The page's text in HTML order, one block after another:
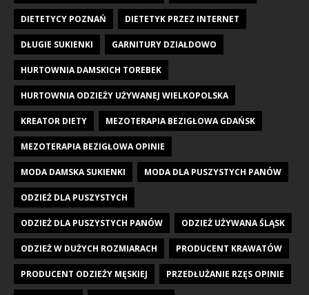
DIETETYCY POZNAŃ DIETETYK PRZEZ INTERNET
DŁUGIE SUKIENKI GARNITURY DZIAŁDOWO
HURTOWNIA DAMSKICH TOREBEK
HURTOWNIA ODZIEŻY UŻYWANEJ WIELKOPOLSKA
KREATOR DIETY MEZOTERAPIA BEZIGŁOWA GDAŃSK
MEZOTERAPIA BEZIGŁOWA OPINIE
MODA DAMSKA SUKIENKI MODA DLA PUSZYSTYCH PANÓW
ODZIEŻ DLA PUSZYSTYCH
ODZIEŻ DLA PUSZYSTYCH PANÓW ODZIEŻ UŻYWANA ŚLĄSK
ODZIEŻ W DUŻYCH ROZMIARACH PRODUCENT KRAWATÓW
PRODUCENT ODZIEŻY MĘSKIEJ PRZEDŁUŻANIE RZĘS OPINIE